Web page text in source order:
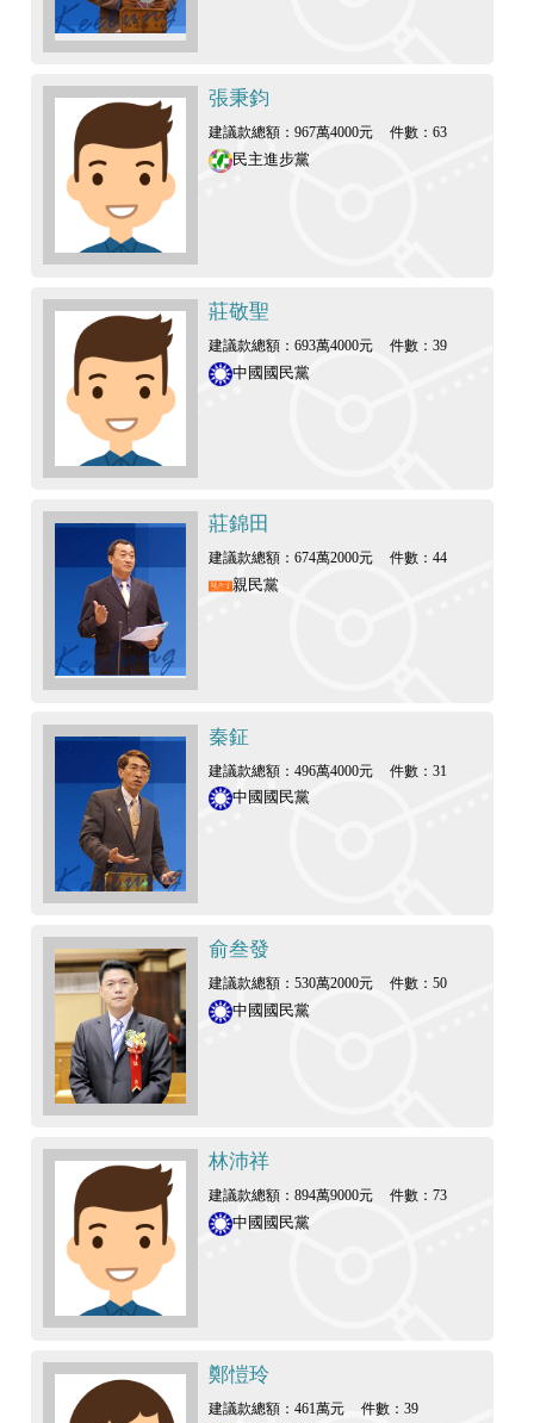
張秉鈞
建議款總額：967萬4000元 件數：63
民主進步黨
莊敬聖
建議款總額：693萬4000元 件數：39
中國國民黨
莊錦田
建議款總額：674萬2000元 件數：44
親民黨
秦鉦
建議款總額：496萬4000元 件數：31
中國國民黨
俞叁發
建議款總額：530萬2000元 件數：50
中國國民黨
林沛祥
建議款總額：894萬9000元 件數：73
中國國民黨
鄭愷玲
建議款總額：461萬元 件數：39